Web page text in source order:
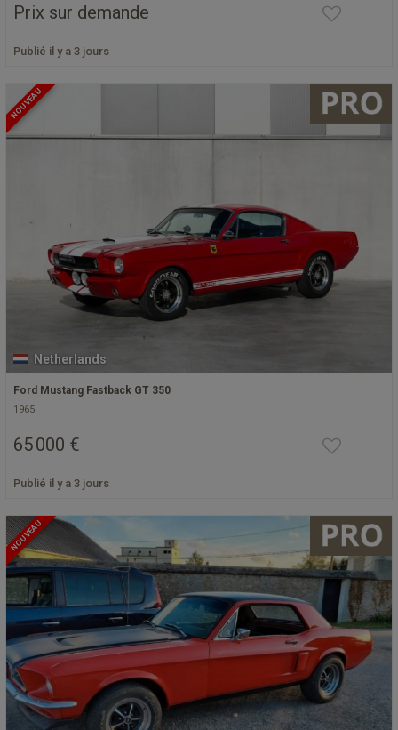
Prix sur demande
Publié il y a 3 jours
NOUVEAU
Netherlands
Ford Mustang Fastback GT 350
1965
65 000 €
Publié il y a 3 jours
NOUVEAU